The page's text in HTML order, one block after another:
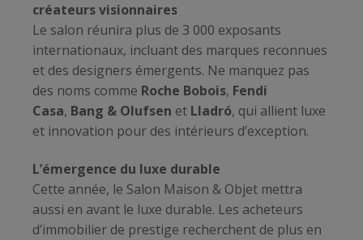
créateurs visionnaires
Le salon réunira plus de 3 000 exposants
internationaux, incluant des marques reconnues
et des designers émergents. Ne manquez pas
des noms comme Roche Bobois, Fendi
Casa, Bang & Olufsen et Lladró, qui allient luxe
et innovation pour des intérieurs d’exception.
L’émergence du luxe durable
Cette année, le Salon Maison & Objet mettra
aussi en avant le luxe durable. Les acheteurs
d’immobilier de prestige recherchent de plus en